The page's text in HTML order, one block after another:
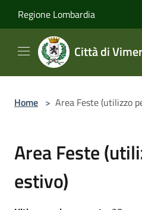
Regione Lombardia
Città di
Home > Area Feste (utilizzo
Area Feste
estivo)